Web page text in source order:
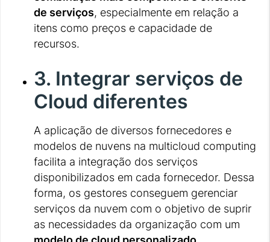
de serviços, especialmente em relação a
itens como preços e capacidade de
recursos.
3. Integrar serviços de
Cloud diferentes
A aplicação de diversos fornecedores e
modelos de nuvens na multicloud computing
facilita a integração dos serviços
disponibilizados em cada fornecedor. Dessa
forma, os gestores conseguem gerenciar
serviços da nuvem com o objetivo de suprir
as necessidades da organização com um